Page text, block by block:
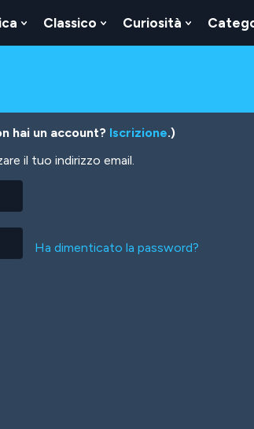
Show
Submenu
Classico
Show
Submenu
Curiosità
Show
Submenu
hai un account? Iscrizione.)
il tuo indirizzo email.
Ha dimenticato la password?